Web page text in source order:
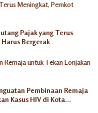
Pajak yang Terus
Bergerak
Pembinaan Remaja
Kasus HIV di Kota